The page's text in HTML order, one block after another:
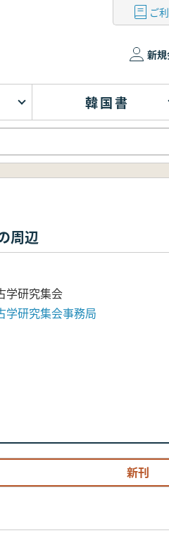
ご
新
韓国書
周辺
学研究集会
学研究集会事務局
新刊